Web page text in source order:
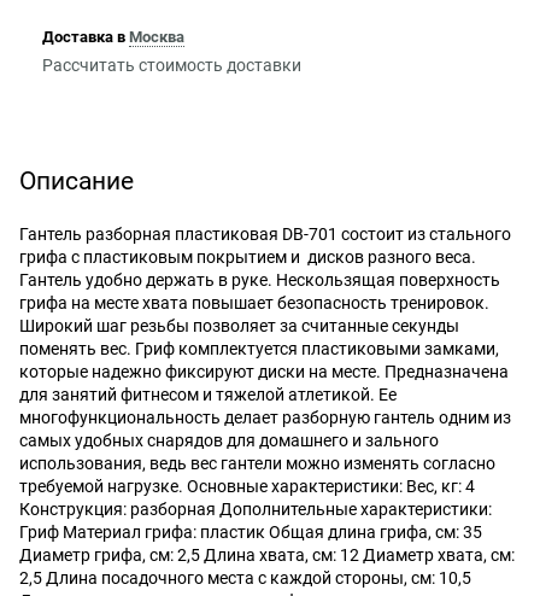
Доставка в Москва
Рассчитать стоимость доставки
Описание
Гантель разборная пластиковая DB-701 состоит из стального
грифа с пластиковым покрытием и дисков разного веса.
Гантель удобно держать в руке. Нескользящая поверхность
грифа на месте хвата повышает безопасность тренировок.
Широкий шаг резьбы позволяет за считанные секунды
поменять вес. Гриф комплектуется пластиковыми замками,
которые надежно фиксируют диски на месте. Предназначена
для занятий фитнесом и тяжелой атлетикой. Ее
многофункциональность делает разборную гантель одним из
самых удобных снарядов для домашнего и зального
использования, ведь вес гантели можно изменять согласно
требуемой нагрузке. Основные характеристики: Вес, кг: 4
Конструкция: разборная Дополнительные характеристики:
Гриф Материал грифа: пластик Общая длина грифа, см: 35
Диаметр грифа, см: 2,5 Длина хвата, см: 12 Диаметр хвата, см:
2,5 Длина посадочного места с каждой стороны, см: 10,5